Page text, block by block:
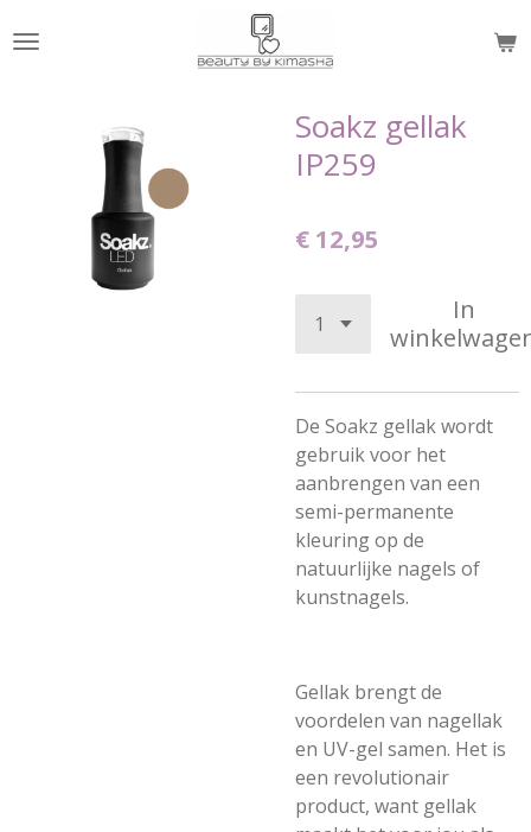
direct
hoofdinhoud
Soakz gellak
IP259
€ 12,95
In
De Soakz gellak wordt
gebruik voor het
aanbrengen van een
semi-permanente
kleuring op de
natuurlijke nagels of
kunstnagels.
Gellak brengt de
voordelen van nagellak
en UV-gel samen. Het is
een revolutionair
product, want gellak